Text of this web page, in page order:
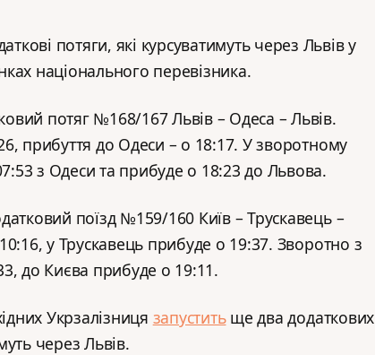
потяги, які курсуватимуть через Львів у
національного перевізника.
потяг №168/167 Львів – Одеса – Львів.
прибуття до Одеси – о 18:17. У зворотному
з Одеси та прибуде о 18:23 до Львова.
поїзд №159/160 Київ – Трускавець –
у Трускавець прибуде о 19:37. Зворотно з
до Києва прибуде о 19:11.
Укрзалізниця запуститьще два додаткових
через Львів.